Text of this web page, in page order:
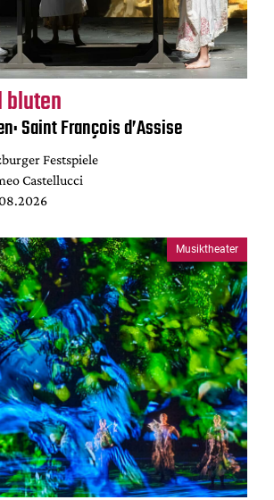
bluten
Saint François d’Assise
Festspiele
Castellucci
Musiktheater